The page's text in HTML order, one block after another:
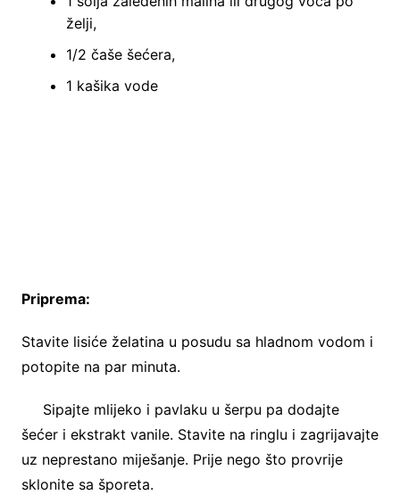
želji,
1/2 čaše šećera,
1 kašika vode
Priprema:
Stavite lisiće želatina u posudu sa hladnom vodom i
potopite na par minuta.
Sipajte mlijeko i pavlaku u šerpu pa dodajte
šećer i ekstrakt vanile. Stavite na ringlu i zagrijavajte
uz neprestano miješanje. Prije nego što provrije
sklonite sa šporeta.